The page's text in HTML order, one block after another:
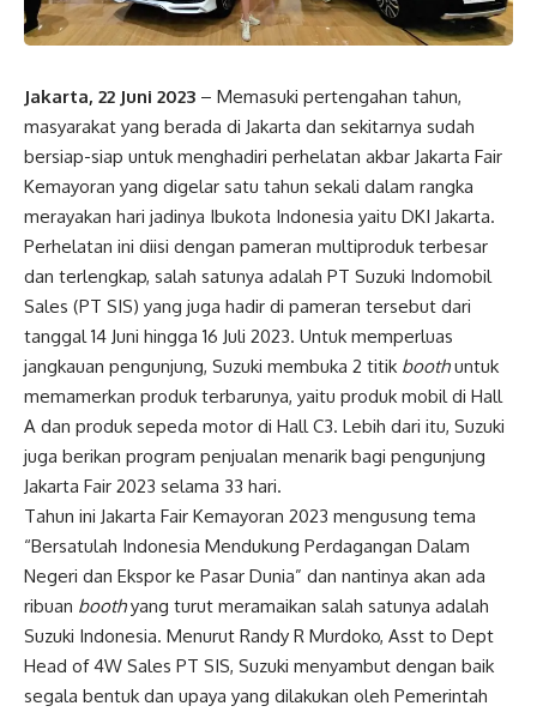
Jakarta, 22 Juni 2023 – Memasuki pertengahan tahun,
masyarakat yang berada di Jakarta dan sekitarnya sudah
bersiap-siap untuk menghadiri perhelatan akbar Jakarta Fair
Kemayoran yang digelar satu tahun sekali dalam rangka
merayakan hari jadinya Ibukota Indonesia yaitu DKI Jakarta.
Perhelatan ini diisi dengan pameran multiproduk terbesar
dan terlengkap, salah satunya adalah PT Suzuki Indomobil
Sales (PT SIS) yang juga hadir di pameran tersebut dari
tanggal 14 Juni hingga 16 Juli 2023. Untuk memperluas
jangkauan pengunjung, Suzuki membuka 2 titik boothuntuk
memamerkan produk terbarunya, yaitu produk mobil di Hall
A dan produk sepeda motor di Hall C3. Lebih dari itu, Suzuki
juga berikan program penjualan menarik bagi pengunjung
Jakarta Fair 2023 selama 33 hari.
Tahun ini Jakarta Fair Kemayoran 2023 mengusung tema
“Bersatulah Indonesia Mendukung Perdagangan Dalam
Negeri dan Ekspor ke Pasar Dunia” dan nantinya akan ada
ribuan boothyang turut meramaikan salah satunya adalah
Suzuki Indonesia. Menurut Randy R Murdoko, Asst to Dept
Head of 4W Sales PT SIS, Suzuki menyambut dengan baik
segala bentuk dan upaya yang dilakukan oleh Pemerintah